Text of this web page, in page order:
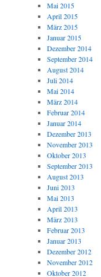
Mai 2015
April 2015
März 2015
Januar 2015
Dezember 2014
September 2014
August 2014
Juli 2014
Mai 2014
März 2014
Februar 2014
Januar 2014
Dezember 2013
November 2013
Oktober 2013
September 2013
August 2013
Juni 2013
Mai 2013
April 2013
März 2013
Februar 2013
Januar 2013
Dezember 2012
November 2012
Oktober 2012